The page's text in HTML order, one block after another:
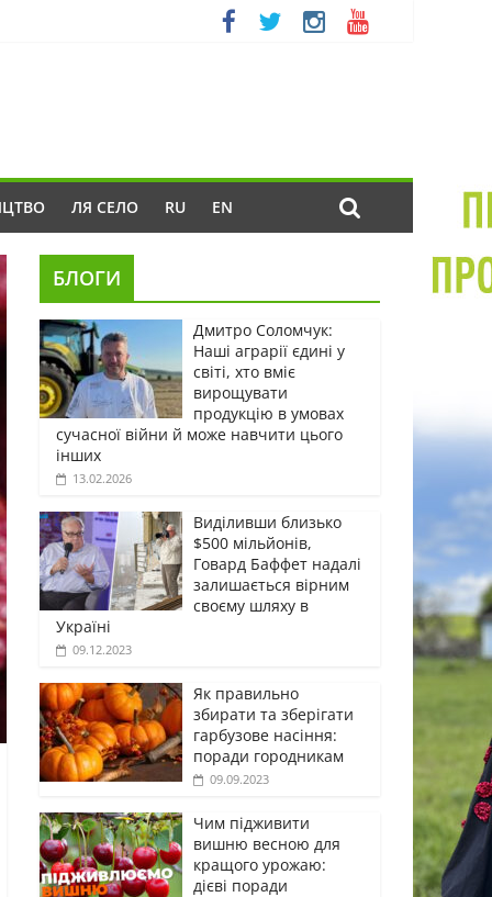
ЛЯ СЕЛО RU EN
БЛОГИ
Дмитро Соломчук:
Наші аграрії єдині у
світі, хто вміє
вирощувати
продукцію в умовах
сучасної війни й може навчити цього
інших
13.02.2026
Виділивши близько
$500 мільйонів,
Говард Баффет надалі
залишається вірним
своєму шляху в
Україні
09.12.2023
Як правильно
збирати та зберігати
гарбузове насіння:
поради городникам
09.09.2023
Чим підживити
вишню весною для
кращого урожаю:
дієві поради